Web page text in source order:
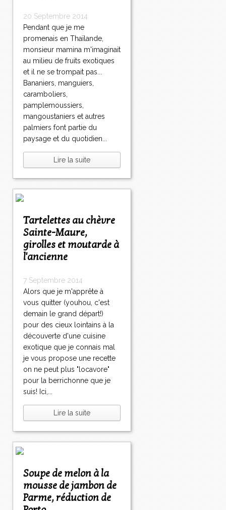
20 Septembre 2014
Pendant que je me
promenais en Thaïlande,
monsieur mamina m'imaginait
au milieu de fruits exotiques
et il ne se trompait pas...
Bananiers, manguiers,
caramboliers,
pamplemoussiers,
mangoustaniers et autres
palmiers font partie du
paysage et du quotidien...
Lire la suite
Tartelettes au chèvre
Sainte-Maure,
girolles et moutarde à
l'ancienne
7 Septembre 2014
Alors que je m'apprête à
vous quitter (youhou, c'est
demain le grand départ!)
pour des cieux lointains à la
découverte d'une cuisine
exotique que je connais mal
je vous propose une recette
on ne peut plus "locavore"
pour la berrichonne que je
suis! Ici,...
Lire la suite
Soupe de melon à la
mousse de jambon de
Parme, réduction de